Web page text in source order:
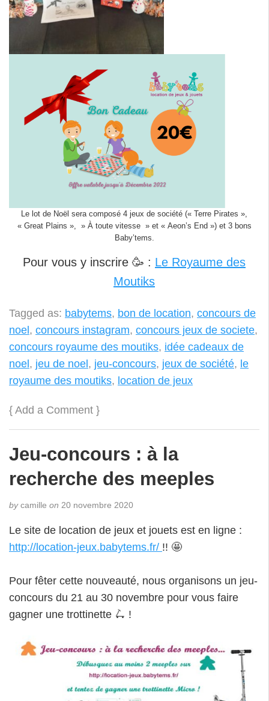
Le lot de Noël sera composé 4 jeux de société (« Terre Pirates »,
« Great Plains », » À toute vitesse » et « Aeon’s End ») et 3 bons
Baby’tems.
Pour vous y inscrire 🥳 : Le Royaume des
Moutiks
Tagged as: babytems, bon de location, concours de
noel , concours instagram, concours jeux de societe,
concours royaume des moutiks, idée cadeaux de
noel , jeu de noel , jeu-concours, jeux de société, le
royaume des moutiks, location de jeux
{ Add a Comment }
Jeu-concours : à la
recherche des meeples
bycamille on 20 novembre 2020
Le site de location de jeux et jouets est en ligne :
http://location-jeux.babytems.fr/ !! 🤩
Pour fêter cette nouveauté, nous organisons un jeu-
concours du 21 au 30 novembre pour vous faire
gagner une trottinette 🛴 !